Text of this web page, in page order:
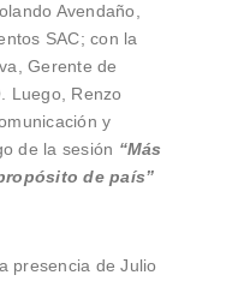
Avendaño,
SAC; con la
Gerente de
Luego, Renzo
y
de la sesión “Más
de país”
presencia de Julio